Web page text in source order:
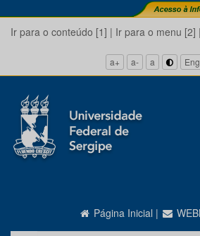
Ir para o conteúdo [1] | Ir para o menu [2] |
a+ a- a
Página Inicial |